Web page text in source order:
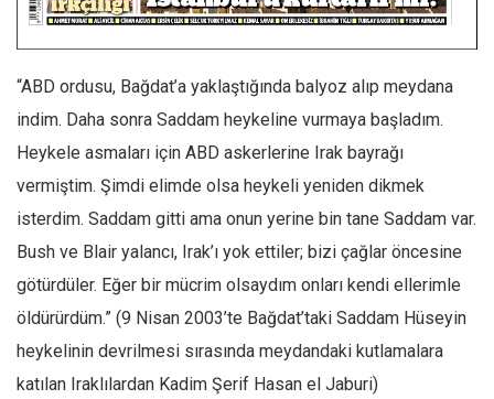
Barış Tarımcıoğlu
Ömer Kayani
Yusuf Armağan
Hasanali Yıldırım
Leyla Şerif Emin
Selçuk Türkyılmaz
Mehmet Ali Tekin
Abir E. Nahas
Bağdagül Öz
Esra Elönü
“ABD ordusu, Bağdat’a yaklaştığında balyoz alıp meydana
indim. Daha sonra Saddam heykeline vurmaya başladım.
Heykele asmaları için ABD askerlerine Irak bayrağı
vermiştim. Şimdi elimde olsa heykeli yeniden dikmek
isterdim. Saddam gitti ama onun yerine bin tane Saddam var.
Bush ve Blair yalancı, Irak’ı yok ettiler; bizi çağlar öncesine
götürdüler. Eğer bir mücrim olsaydım onları kendi ellerimle
öldürürdüm.” (9 Nisan 2003’te Bağdat’taki Saddam Hüseyin
heykelinin devrilmesi sırasında meydandaki kutlamalara
katılan Iraklılardan Kadim Şerif Hasan el Jaburi)